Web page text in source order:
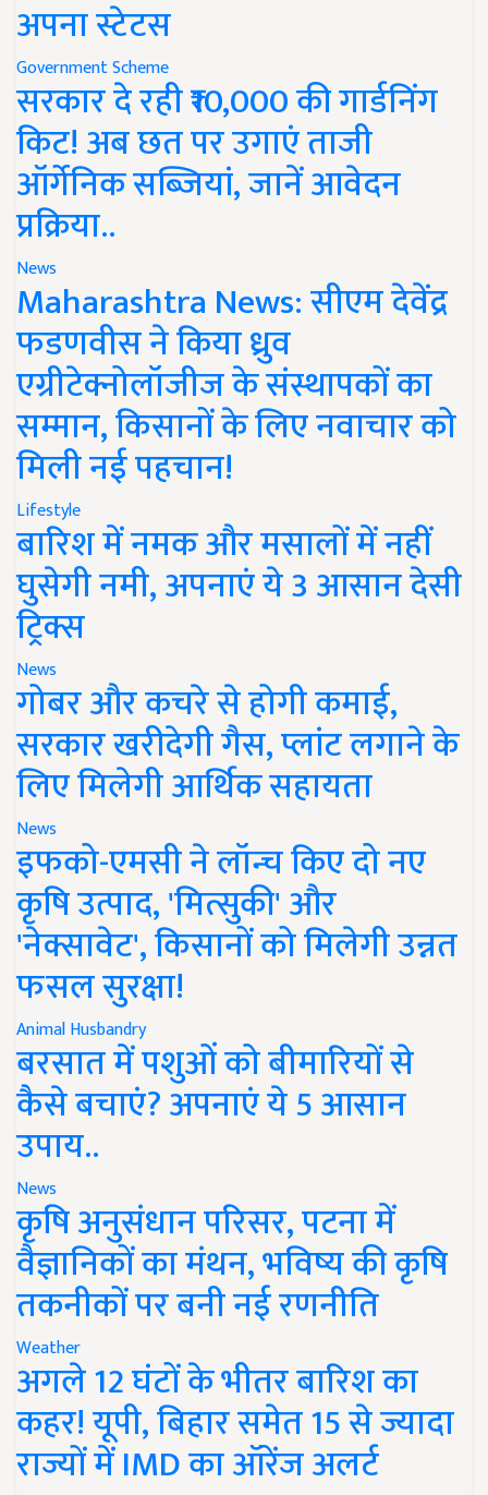
अपना स्टेटस
Government Scheme
सरकार दे रही ₹10,000 की गार्डनिंग
किट! अब छत पर उगाएं ताजी
ऑर्गेनिक सब्जियां, जानें आवेदन
प्रक्रिया..
News
Maharashtra News: सीएम देवेंद्र
फडणवीस ने किया ध्रुव
एग्रीटेक्नोलॉजीज के संस्थापकों का
सम्मान, किसानों के लिए नवाचार को
मिली नई पहचान!
Lifestyle
बारिश में नमक और मसालों में नहीं
घुसेगी नमी, अपनाएं ये 3 आसान देसी
ट्रिक्स
News
गोबर और कचरे से होगी कमाई,
सरकार खरीदेगी गैस, प्लांट लगाने के
लिए मिलेगी आर्थिक सहायता
News
इफको-एमसी ने लॉन्च किए दो नए
कृषि उत्पाद, 'मित्सुकी' और
'नेक्सावेट', किसानों को मिलेगी उन्नत
फसल सुरक्षा!
Animal Husbandry
बरसात में पशुओं को बीमारियों से
कैसे बचाएं? अपनाएं ये 5 आसान
उपाय..
News
कृषि अनुसंधान परिसर, पटना में
वैज्ञानिकों का मंथन, भविष्य की कृषि
तकनीकों पर बनी नई रणनीति
Weather
अगले 12 घंटों के भीतर बारिश का
कहर! यूपी, बिहार समेत 15 से ज्यादा
राज्यों में IMD का ऑरेंज अलर्ट